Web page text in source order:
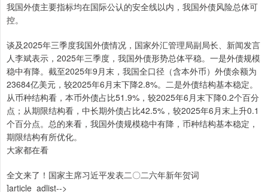
我国外债主要指标均在国际公认的安全线以内，我国外债风险总体可
控。
谈及2025年三季度我国外债情况，国家外汇管理局副局长、新闻发言
人李斌表示，2025年三季度，我国外债形势总体平稳。一是外债规模
稳中有降。截至2025年9月末，我国全口径（含本外币）外债余额为
23684亿美元，较2025年6月末下降2.8%。二是外债结构基本稳定。
从币种结构看，本币外债占比51.9%，较2025年6月末下降0.2个百分
点；从期限结构看，中长期外债占比42.5%，较2025年6月末上升0.1
个百分点。总的来看，我国外债规模稳中有降，币种结构基本稳定，
期限结构有所优化。
大家都在看
全文来了！国家主席习近平发表二〇二六年新年贺词
]article_adlist-->